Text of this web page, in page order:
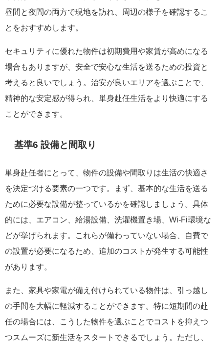
昼間と夜間の両方で現地を訪れ、周辺の様子を確認するこ
とをおすすめします。
セキュリティに優れた物件は初期費用や家賃が高めになる
場合もありますが、安全で安心な生活を送るための投資と
考えると良いでしょう。治安が良いエリアを選ぶことで、
精神的な安定感が得られ、単身赴任生活をより快適にする
ことができます。
基準6 設備と間取り
単身赴任者にとって、物件の設備や間取りは生活の快適さ
を決定づける要素の一つです。まず、基本的な生活を送る
ために必要な設備が整っているかを確認しましょう。具体
的には、エアコン、給湯設備、洗濯機置き場、Wi-Fi環境な
どが挙げられます。これらが備わっていない場合、自費で
の設置が必要になるため、追加のコストが発生する可能性
があります。
また、家具や家電が備え付けられている物件は、引っ越し
の手間を大幅に軽減することができます。特に短期間の赴
任の場合には、こうした物件を選ぶことでコストを抑えつ
つスムーズに新生活をスタートできるでしょう。ただし、